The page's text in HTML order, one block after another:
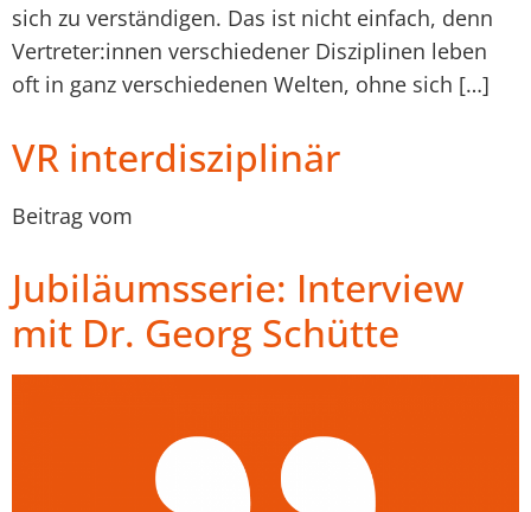
sich zu verständigen. Das ist nicht einfach, denn
Vertreter:innen verschiedener Disziplinen leben
oft in ganz verschiedenen Welten, ohne sich […]
VR interdisziplinär
Beitrag vom
Jubiläumsserie: Interview
mit Dr. Georg Schütte